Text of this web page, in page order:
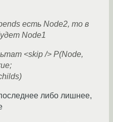
есть Node2, то в
Node1
<skip /> P(Node,
либо лишнее,